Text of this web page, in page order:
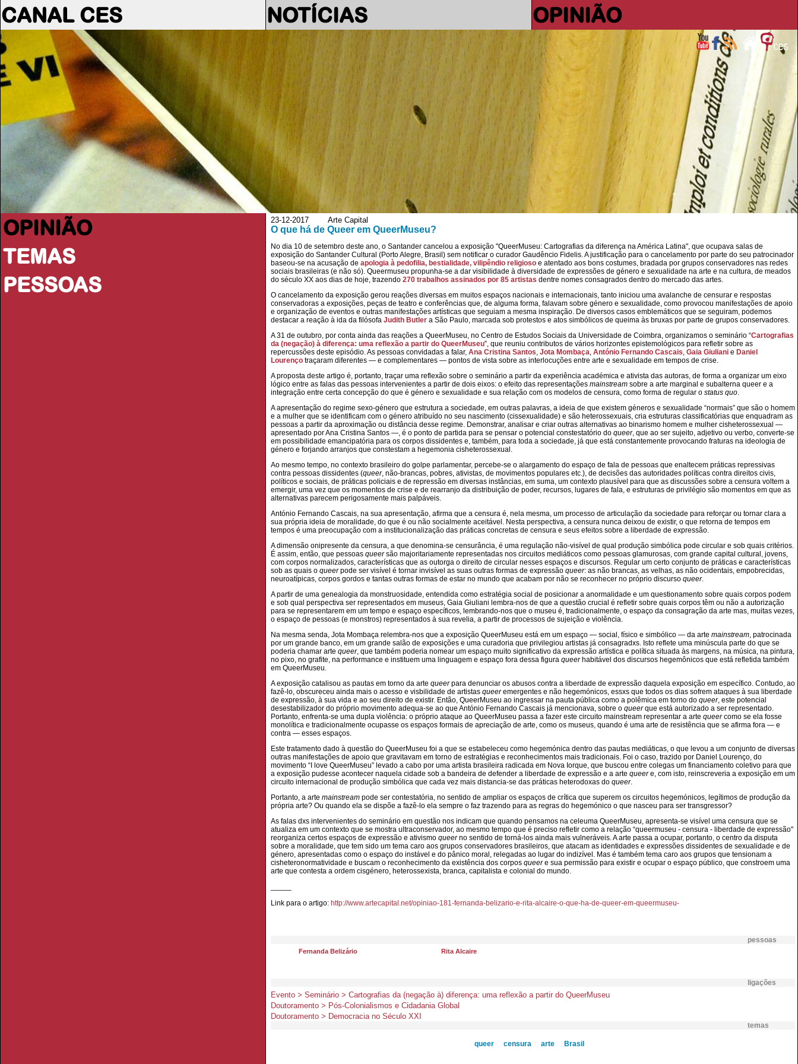
CANAL CES NOTÍCIAS OPINIÃO
OPINIÃO
TEMAS
PESSOAS
23-12-2017 Arte Capital
O que há de Queer em QueerMuseu?
No dia 10 de setembro deste ano, o Santander cancelou a exposição "QueerMuseu: Cartografias da diferença na América Latina", que ocupava salas de
exposição do Santander Cultural (Porto Alegre, Brasil) sem notificar o curador Gaudêncio Fidelis. A justificação para o cancelamento por parte do seu patrocinador
baseou-se na acusação de apologia à pedofilia, bestialidade, vilipêndio religioso e atentado aos bons costumes, bradada por grupos conservadores nas redes
sociais brasileiras (e não só). Queermuseu propunha-se a dar visibilidade à diversidade de expressões de género e sexualidade na arte e na cultura, de meados
do século XX aos dias de hoje, trazendo 270 trabalhos assinados por 85 artistas dentre nomes consagrados dentro do mercado das artes.
O cancelamento da exposição gerou reações diversas em muitos espaços nacionais e internacionais, tanto iniciou uma avalanche de censurar e respostas
conservadoras a exposições, peças de teatro e conferências que, de alguma forma, falavam sobre género e sexualidade, como provocou manifestações de apoio
e organização de eventos e outras manifestações artísticas que seguiam a mesma inspiração. De diversos casos emblemáticos que se seguiram, podemos
destacar a reação à ida da filósofa Judith Butler a São Paulo, marcada sob protestos e atos simbólicos de queima às bruxas por parte de grupos conservadores.
A 31 de outubro, por conta ainda das reações a QueerMuseu, no Centro de Estudos Sociais da Universidade de Coimbra, organizamos o seminário “Cartografias
da (negação) à diferença: uma reflexão a partir do QueerMuseu”, que reuniu contributos de vários horizontes epistemológicos para refletir sobre as
repercussões deste episódio. As pessoas convidadas a falar, Ana Cristina Santos, Jota Mombaça, António Fernando Cascais, Gaia Giuliani e Daniel
Lourenço traçaram diferentes — e complementares — pontos de vista sobre as interlocuções entre arte e sexualidade em tempos de crise.
A proposta deste artigo é, portanto, traçar uma reflexão sobre o seminário a partir da experiência académica e ativista das autoras, de forma a organizar um eixo
lógico entre as falas das pessoas intervenientes a partir de dois eixos: o efeito das representações mainstream sobre a arte marginal e subalterna queer e a
integração entre certa concepção do que é género e sexualidade e sua relação com os modelos de censura, como forma de regular o status quo.
A apresentação do regime sexo-género que estrutura a sociedade, em outras palavras, a ideia de que existem géneros e sexualidade “normais” que são o homem
e a mulher que se identificam com o género atribuído no seu nascimento (cissexualidade) e são heterossexuais, cria estruturas classificatórias que enquadram as
pessoas a partir da aproximação ou distância desse regime. Demonstrar, analisar e criar outras alternativas ao binarismo homem e mulher cisheterossexual —
apresentado por Ana Cristina Santos —, é o ponto de partida para se pensar o potencial constestatório do queer, que ao ser sujeito, adjetivo ou verbo, converte-se
em possibilidade emancipatória para os corpos dissidentes e, também, para toda a sociedade, já que está constantemente provocando fraturas na ideologia de
género e forjando arranjos que constestam a hegemonia cisheterossexual.
Ao mesmo tempo, no contexto brasileiro do golpe parlamentar, percebe-se o alargamento do espaço de fala de pessoas que enaltecem práticas repressivas
contra pessoas dissidentes (queer, não-brancas, pobres, ativistas, de movimentos populares etc.), de decisões das autoridades políticas contra direitos civis,
políticos e sociais, de práticas policiais e de repressão em diversas instâncias, em suma, um contexto plausível para que as discussões sobre a censura voltem a
emergir, uma vez que os momentos de crise e de rearranjo da distribuição de poder, recursos, lugares de fala, e estruturas de privilégio são momentos em que as
alternativas parecem perigosamente mais palpáveis.
António Fernando Cascais, na sua apresentação, afirma que a censura é, nela mesma, um processo de articulação da sociedade para reforçar ou tornar clara a
sua própria ideia de moralidade, do que é ou não socialmente aceitável. Nesta perspectiva, a censura nunca deixou de existir, o que retorna de tempos em
tempos é uma preocupação com a institucionalização das práticas concretas de censura e seus efeitos sobre a liberdade de expressão.
A dimensão onipresente da censura, a que denomina-se censurância, é uma regulação não-visível de qual produção simbólica pode circular e sob quais critérios.
É assim, então, que pessoas queersão majoritariamente representadas nos circuitos mediáticos como pessoas glamurosas, com grande capital cultural, jovens,
com corpos normalizados, características que as outorga o direito de circular nesses espaços e discursos. Regular um certo conjunto de práticas e características
sob as quais o queerpode ser visível é tornar invisível as suas outras formas de expressão queer: as não brancas, as velhas, as não ocidentais, empobrecidas,
neuroatípicas, corpos gordos e tantas outras formas de estar no mundo que acabam por não se reconhecer no próprio discurso queer.
A partir de uma genealogia da monstruosidade, entendida como estratégia social de posicionar a anormalidade e um questionamento sobre quais corpos podem
e sob qual perspectiva ser representados em museus, Gaia Giuliani lembra-nos de que a questão crucial é refletir sobre quais corpos têm ou não a autorização
para se representarem em um tempo e espaço específicos, lembrando-nos que o museu é, tradicionalmente, o espaço da consagração da arte mas, muitas vezes,
o espaço de pessoas (e monstros) representados à sua revelia, a partir de processos de sujeição e violência.
Na mesma senda, Jota Mombaça relembra-nos que a exposição QueerMuseu está em um espaço — social, físico e simbólico — da arte mainstream, patrocinada
por um grande banco, em um grande salão de exposições e uma curadoria que privilegiou artistas já consagradxs. Isto reflete uma minúscula parte do que se
poderia chamar arte queer, que também poderia nomear um espaço muito significativo da expressão artística e política situada às margens, na música, na pintura,
no pixo, no grafite, na performance e instituem uma linguagem e espaço fora dessa figura queerhabitável dos discursos hegemônicos que está refletida também
em QueerMuseu.
A exposição catalisou as pautas em torno da arte queerpara denunciar os abusos contra a liberdade de expressão daquela exposição em específico. Contudo, ao
fazê-lo, obscureceu ainda mais o acesso e visbilidade de artistas queeremergentes e não hegemónicos, essxs que todos os dias sofrem ataques à sua liberdade
de expressão, à sua vida e ao seu direito de existir. Então, QueerMuseu ao ingressar na pauta pública como a polêmica em torno do queer, este potencial
desestabilizador do próprio movimento adequa-se ao que António Fernando Cascais já mencionava, sobre o queerque está autorizado a ser representado.
Portanto, enfrenta-se uma dupla violência: o próprio ataque ao QueerMuseu passa a fazer este circuito mainstream representar a arte queercomo se ela fosse
monolítica e tradicionalmente ocupasse os espaços formais de apreciação de arte, como os museus, quando é uma arte de resistência que se afirma fora — e
contra — esses espaços.
Este tratamento dado à questão do QueerMuseu foi a que se estabeleceu como hegemónica dentro das pautas mediáticas, o que levou a um conjunto de diversas
outras manifestações de apoio que gravitavam em torno de estratégias e reconhecimentos mais tradicionais. Foi o caso, trazido por Daniel Lourenço, do
movimento “I love QueerMuseu” levado a cabo por uma artista brasileira radicada em Nova Iorque, que buscou entre colegas um financiamento coletivo para que
a exposição pudesse acontecer naquela cidade sob a bandeira de defender a liberdade de expressão e a arte queere, com isto, reinscreveria a exposição em um
circuito internacional de produção simbólica que cada vez mais distancia-se das práticas heterodoxas do queer.
Portanto, a arte mainstream pode ser contestatória, no sentido de ampliar os espaços de crítica que superem os circuitos hegemónicos, legítimos de produção da
própria arte? Ou quando ela se dispõe a fazê-lo ela sempre o faz trazendo para as regras do hegemónico o que nasceu para ser transgressor?
As falas dxs intervenientes do seminário em questão nos indicam que quando pensamos na celeuma QueerMuseu, apresenta-se visível uma censura que se
atualiza em um contexto que se mostra ultraconservador, ao mesmo tempo que é preciso refletir como a relação “queermuseu - censura - liberdade de expressão"
reorganiza certos espaços de expressão e ativismo queerno sentido de torná-los ainda mais vulneráveis. A arte passa a ocupar, portanto, o centro da disputa
sobre a moralidade, que tem sido um tema caro aos grupos conservadores brasileiros, que atacam as identidades e expressões dissidentes de sexualidade e de
género, apresentadas como o espaço do instável e do pânico moral, relegadas ao lugar do indizível. Mas é também tema caro aos grupos que tensionam a
cisheteronormatividade e buscam o reconhecimento da existência dos corpos queere sua permissão para existir e ocupar o espaço público, que constroem uma
arte que contesta a ordem cisgénero, heterossexista, branca, capitalista e colonial do mundo.
Link para o artigo: http://www.artecapital.net/opiniao-181-fernanda-belizario-e-rita-alcaire-o-que-ha-de-queer-em-queermuseu-
pessoas
Fernanda Belizário Rita Alcaire
ligações
Evento > Seminário > Cartografias da (negação à) diferença: uma reflexão a partir do QueerMuseu
Doutoramento > Pós-Colonialismos e Cidadania Global
Doutoramento > Democracia no Século XXI
temas
queer censura arte Brasil